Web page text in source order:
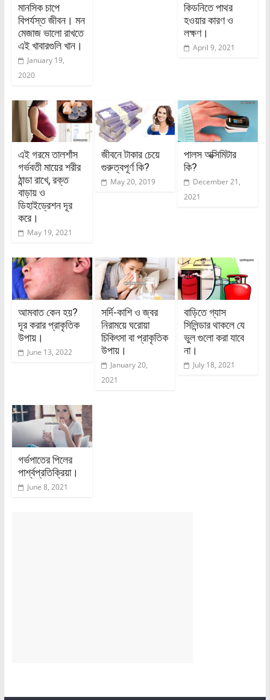
মানসিক চাপে
বিপর্যস্ত জীবন। মন
মেজাজ ভালো রাখতে
এই খাবারগুলি খান।
January 19,
2020
কিডনিতে পাথর
হওয়ার কারণ ও
লক্ষণ।
April 9, 2021
এই গরমে তালশাঁস
গর্ভবতী মায়ের শরীর
ঠান্ডা রাখে, রক্ত
বাড়ায় ও
ডিহাইড্রেশন দূর
করে।
May 19, 2021
জীবনে টাকার চেয়ে
গুরুত্বপূর্ণ কি?
May 20, 2019
পালস অক্সিমিটার
কি?
December 21,
2021
আমবাত কেন হয়?
দূর করার প্রাকৃতিক
উপায়।
June 13, 2022
সর্দি-কাশি ও জ্বর
নিরাময়ে ঘরোয়া
চিকিৎসা বা প্রাকৃতিক
উপায়।
January 20,
2021
বাড়িতে গ্যাস
সিলিন্ডার থাকলে যে
ভুল গুলো করা যাবে
না।
July 18, 2021
গর্ভপাতের পিলের
পার্শ্বপ্রতিক্রিয়া।
June 8, 2021